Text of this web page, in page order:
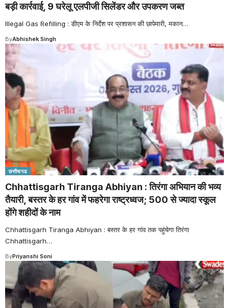
बड़ी कार्रवाई, 9 घरेलू एलपीजी सिलेंडर और उपकरण जब्त
Illegal Gas Refilling : डीएम के निर्देश पर प्रशासन की छापेमारी, मकान…
ByAbhishek Singh
छत्तीसगढ
Chhattisgarh Tiranga Abhiyan : तिरंगा अभियान की भव्य
तैयारी, बस्तर के हर गांव में फहरेगा राष्ट्रध्वज; 500 से ज्यादा स्कूल
होंगे शहीदों के नाम
Chhattisgarh Tiranga Abhiyan : बस्तर के हर गांव तक पहुंचेगा तिरंगा
Chhattisgarh…
ByPriyanshi Soni